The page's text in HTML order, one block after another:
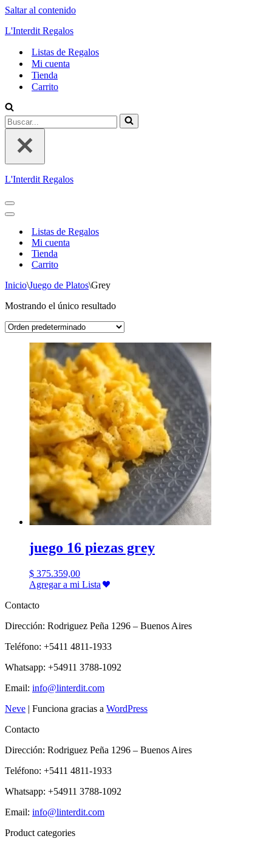
Saltar al contenido
L'Interdit Regalos
Listas de Regalos
Mi cuenta
Tienda
Carrito
Buscar...
L'Interdit Regalos
Menú
de
Menú
navegaciónListas de Regalos
Mi cuenta
Tienda
Carrito
Inicio\Juego de Platos\Grey
Mostrando el único resultado
juego 16 piezas grey
$ 375.359,00
Agregar a mi Lista
Contacto
Dirección: Rodriguez Peña 1296 – Buenos Aires
Teléfono: +5411 4811-1933
Whatsapp: +54911 3788-1092
Email: info@linterdit.com
Neve | Funciona gracias a WordPress
Contacto
Dirección: Rodriguez Peña 1296 – Buenos Aires
Teléfono: +5411 4811-1933
Whatsapp: +54911 3788-1092
Email: info@linterdit.com
Product categories